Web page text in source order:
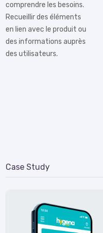
comprendre les besoins.
Recueillir des éléments
en lien avec le produit ou
des informations auprès
des utilisateurs.
Case Study